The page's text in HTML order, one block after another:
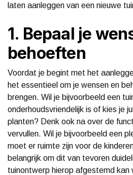
laten aanleggen van een nieuwe
1. Bepaal je
behoeften
Voordat je begint met het
het essentieel om je wensen en
brengen. Wil je bijvoorbeeld een
onderhoudsvriendelijk is of kies je
planten? Denk ook na over de
vervullen. Wil je bijvoorbeeld een
moet er ruimte zijn voor de
belangrijk om dit van tevoren
tuinontwerp hierop afgestemd kan